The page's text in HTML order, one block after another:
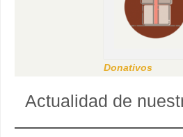
Donativos
Actualidad de